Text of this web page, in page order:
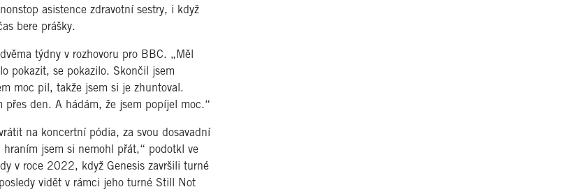
asistence zdravotní sestry, i když
bere prášky.
týdny v rozhovoru pro BBC. „Měl
pokazit, se pokazilo. Skončil jsem
moc pil, takže jsem si je zhuntoval.
den. A hádám, že jsem popíjel moc.“
na koncertní pódia, za svou dosavadní
jsem si nemohl přát,“ podotkl ve
v roce 2022, když Genesis završili turné
vidět v rámci jeho turné Still Not